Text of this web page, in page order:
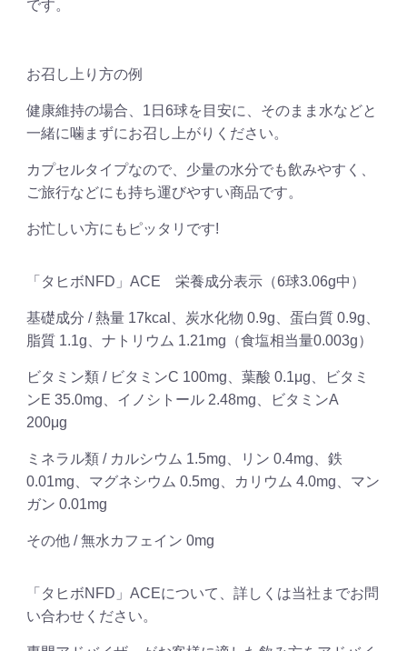
です。
お召し上り方の例
健康維持の場合、1日6球を目安に、そのまま水などと
一緒に噛まずにお召し上がりください。
カプセルタイプなので、少量の水分でも飲みやすく、
ご旅行などにも持ち運びやすい商品です。
お忙しい方にもピッタリです!
「タヒボNFD」ACE 栄養成分表示（6球3.06g中）
基礎成分 / 熱量 17kcal、炭水化物 0.9g、蛋白質 0.9g、
脂質 1.1g、ナトリウム 1.21mg（食塩相当量0.003g）
ビタミン類 / ビタミンC 100mg、葉酸 0.1μg、ビタミ
ンE 35.0mg、イノシトール 2.48mg、ビタミンA
200μg
ミネラル類 / カルシウム 1.5mg、リン 0.4mg、鉄
0.01mg、マグネシウム 0.5mg、カリウム 4.0mg、マン
ガン 0.01mg
その他 / 無水カフェイン 0mg
「タヒボNFD」ACEについて、詳しくは当社までお問
い合わせください。